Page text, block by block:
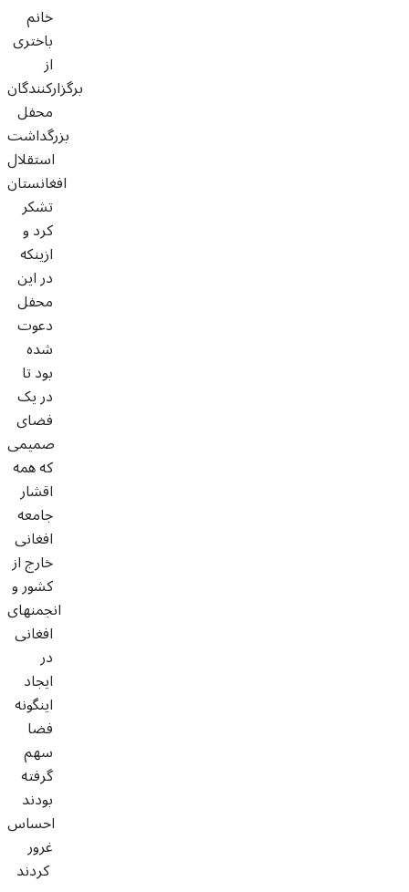
خانم
باختری
از
برگزارکنندگان
محفل
بزرگداشت
استقلال
افغانستان
تشکر
کرد و
ازینکه
در این
محفل
دعوت
شده
بود تا
در یک
فضای
صمیمی
که همه
اقشار
جامعه
افغانی
خارج از
کشور و
انجمنهای
افغانی
در
ایجاد
اینگونه
فضا
سهم
گرفته
بودند
احساس
غرور
کردند